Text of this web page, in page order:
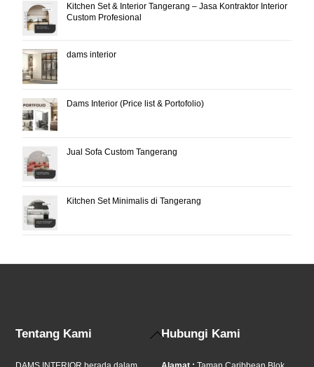
Kitchen Set & Interior Tangerang – Jasa Kontraktor Interior
Custom Profesional
dams interior
Dams Interior (Price list & Portofolio)
Jual Sofa Custom Tangerang
Kitchen Set Minimalis di Tangerang
Back
Tentang Kami Hubungi Kami